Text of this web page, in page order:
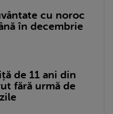
cu noroc
în decembrie
de 11 ani din
fără urmă de